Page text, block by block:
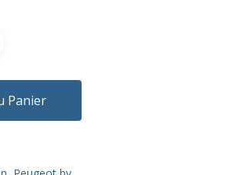
Panier